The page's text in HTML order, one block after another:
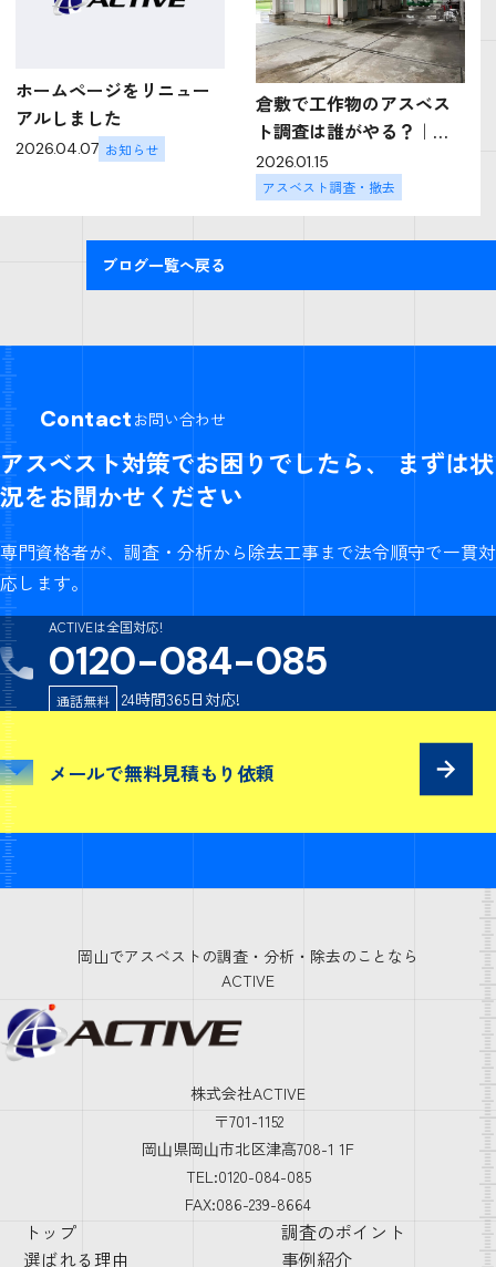
ホームページをリニュー
アルしました
2026.04.07 お知らせ
倉敷で工作物のアスベス
ト調査は誰がやる？｜資
格・調査方法・設備撤去
時の注意点を解体業者が
2026.01.15
アスベスト調査・撤去
ブログ一覧へ戻る
Contact お問い合わせ
アスベスト対策でお困りでしたら、まずは状
況をお聞かせください
専門資格者が、調査・分析から除去工事まで法令順守で一貫対
応します。
ACTIVEは全国対応!
0120-084-085
通話無料 24時間365日対応!
メールで無料見積もり依頼
岡山でアスベストの調査・分析・除去のことなら
ACTIVE
株式会社ACTIVE
〒701-1152
岡⼭県岡⼭市北区津高708-1 1F
TEL:0120-084-085
FAX:086-239-8664
トップ
選ばれる理由
調査のポイント
事例紹介